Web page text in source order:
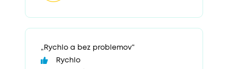
„Rychlo a bez problemov“
Rychlo